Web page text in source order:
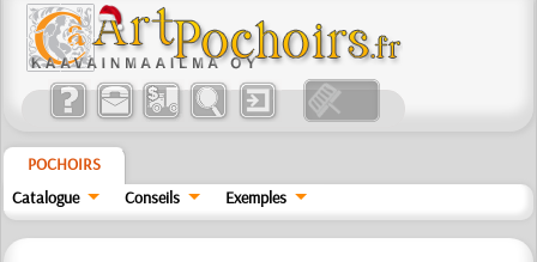
POCHOIRS
Catalogue
Conseils Exemples